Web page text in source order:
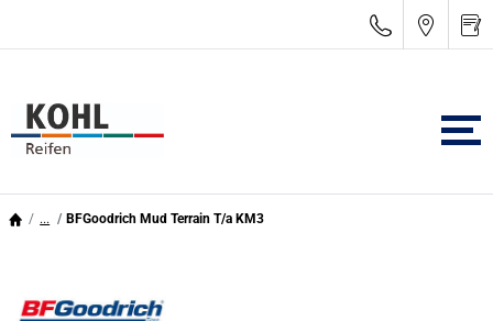
... BFGoodrich Mud Terrain T/a KM3